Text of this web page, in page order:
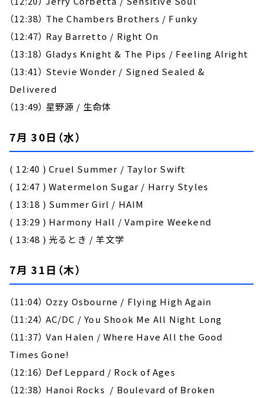
（12:38） The Chambers Brothers / Funky
（12:47） Ray Barretto / Right On
（13:18） Gladys Knight & The Pips / Feeling Alright
（13:41） Stevie Wonder / Signed Sealed &
Delivered
（13:49） 星野源 / 生命体
7月 30日（水）
( 12:40 ) Cruel Summer / Taylor Swift
( 12:47 ) Watermelon Sugar / Harry Styles
( 13:18 ) Summer Girl / HAIM
( 13:29 ) Harmony Hall / Vampire Weekend
( 13:48 ) 光るとき / 羊文学
7月 31日（木）
（11:04） Ozzy Osbourne / Flying High Again
（11:24） AC/DC / You Shook Me All Night Long
（11:37） Van Halen / Where Have All the Good
Times Gone!
（12:16） Def Leppard / Rock of Ages
（12:38） Hanoi Rocks / Boulevard of Broken